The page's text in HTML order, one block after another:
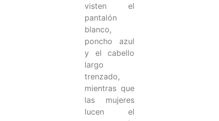
visten el
pantalón
blanco,
poncho azul
y el cabello
largo
trenzado,
mientras que
las mujeres
lucen el